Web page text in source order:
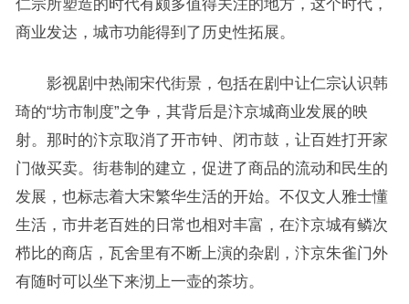
仁宗所塑造的时代有颇多值得关注的地方，这个时代，
商业发达，城市功能得到了历史性拓展。
影视剧中热闹宋代街景，包括在剧中让仁宗认识韩
琦的“坊市制度”之争，其背后是汴京城商业发展的映
射。那时的汴京取消了开市钟、闭市鼓，让百姓打开家
门做买卖。街巷制的建立，促进了商品的流动和民生的
发展，也标志着大宋繁华生活的开始。不仅文人雅士懂
生活，市井老百姓的日常也相对丰富，在汴京城有鳞次
栉比的商店，瓦舍里有不断上演的杂剧，汴京朱雀门外
有随时可以坐下来沏上一壶的茶坊。